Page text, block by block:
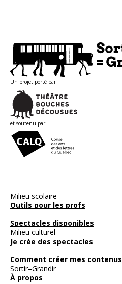
Un projet porté par
et soutenu par
Milieu scolaire
Outils pour les profs
Spectacles disponibles
Milieu culturel
Je crée des spectacles
Comment créer mes contenus
Sortir=Grandir
À propos